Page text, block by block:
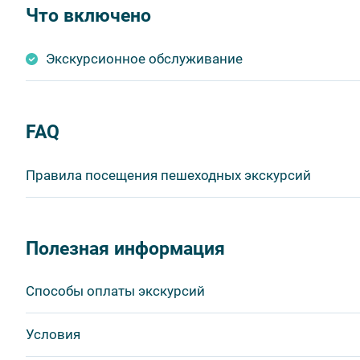
Что включено
Экскурсионное обслуживание
FAQ
Правила посещения пешеходных экскурсий
соблюдение которых сделает ваш отдых приятным,
бутилированной воды, категорически запрещается
другим пассажирам и, по возможности,
Полезная информация
Способы оплаты экскурсий
Условия